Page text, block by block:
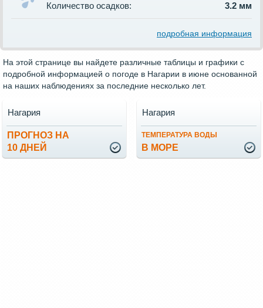
Количество осадков:
3.2 мм
подробная информация
На этой странице вы найдете различные таблицы и графики с
подробной информацией о погоде в Нагарии в июне основанной
на наших наблюдениях за последние несколько лет.
ПРОГНОЗ НА
10 ДНЕЙ
Нагария
ТЕМПЕРАТУРА ВОДЫ
В МОРЕ
Нагария